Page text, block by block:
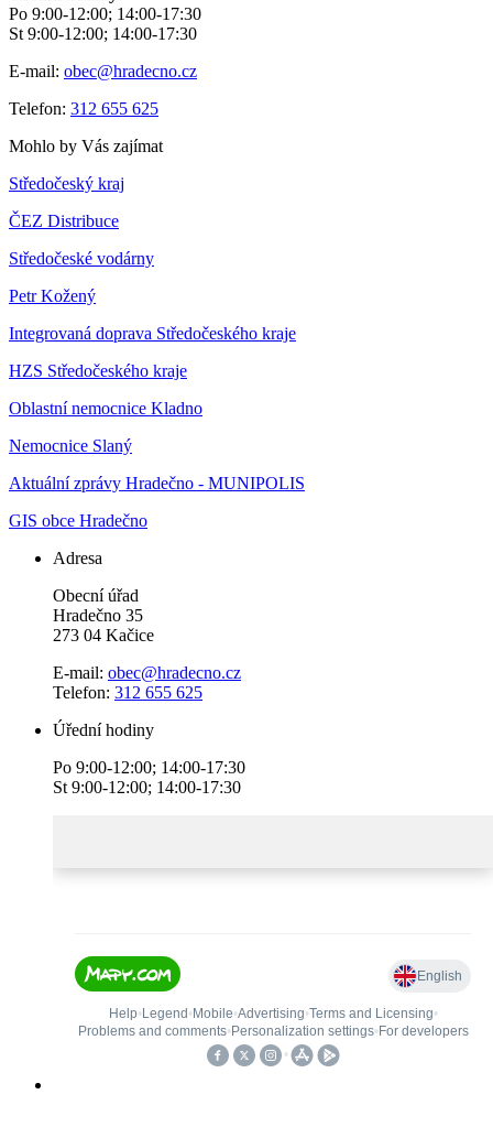
Po 9:00-12:00; 14:00-17:30
St 9:00-12:00; 14:00-17:30
E-mail: obec@hradecno.cz
Telefon: 312 655 625
Mohlo by Vás zajímat
Středočeský kraj
ČEZ Distribuce
Středočeské vodárny
Petr Kožený
Integrovaná doprava Středočeského kraje
HZS Středočeského kraje
Oblastní nemocnice Kladno
Nemocnice Slaný
Aktuální zprávy Hradečno - MUNIPOLIS
GIS obce Hradečno
Adresa
Obecní úřad
Hradečno 35
273 04 Kačice
E-mail: obec@hradecno.cz
Telefon: 312 655 625
Úřední hodiny
Po 9:00-12:00; 14:00-17:30
St 9:00-12:00; 14:00-17:30